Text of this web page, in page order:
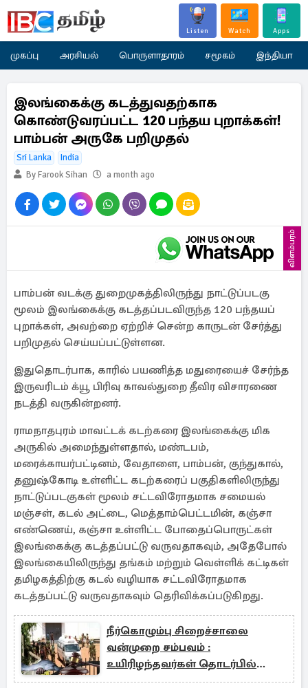
Listen Watch Apps
முகப்பு அரசியல் பொருளாதாரம் சமூகம் இந்தியா
இலங்கைக்கு கடத்துவதற்காக
கொண்டுவரப்பட்ட 120 பந்தய புறாக்கள்!
பாம்பன் அருகே பறிமுதல்
Sri Lanka
India
By Farook Sihan
a month ago
விளம்பரம்
பாம்பன் வடக்கு துறைமுகத்திலிருந்து நாட்டுப்படகு
மூலம் இலங்கைக்கு கடத்தப்படவிருந்த 120 பந்தயப்
புறாக்கள், அவற்றை ஏற்றிச் சென்ற காருடன் சேர்த்து
பறிமுதல் செய்யப்பட்டுள்ளன.
இதுதொடர்பாக, காரில் பயணித்த மதுரையைச் சேர்ந்த
இருவரிடம் க்யூ பிரிவு காவல்துறை தீவிர விசாரணை
நடத்தி வருகின்றனர்.
ராமநாதபுரம் மாவட்டக் கடற்கரை இலங்கைக்கு மிக
அருகில் அமைந்துள்ளதால், மண்டபம்,
மரைக்காயர்பட்டினம், வேதாளை, பாம்பன், குந்துகால்,
தனுஷ்கோடி உள்ளிட்ட கடற்கரைப் பகுதிகளிலிருந்து
நாட்டுப்படகுகள் மூலம் சட்டவிரோதமாக சமையல்
மஞ்சள், கடல் அட்டை, மெத்தாம்பெட்டமின், கஞ்சா
எண்ணெய், கஞ்சா உள்ளிட்ட போதைப்பொருட்கள்
இலங்கைக்கு கடத்தப்பட்டு வருவதாகவும், அதேபோல்
இலங்கையிலிருந்து தங்கம் மற்றும் வெள்ளிக் கட்டிகள்
தமிழகத்திற்கு கடல் வழியாக சட்டவிரோதமாக
கடத்தப்பட்டு வருவதாகவும் தெரிவிக்கப்படுகிறது.
நீர்கொழும்பு சிறைச்சாலை
வன்முறை சம்பவம் :
உயிரிழந்தவர்கள் தொடர்பில்
நீதிமன்றம் விடுத்த உத்தரவு